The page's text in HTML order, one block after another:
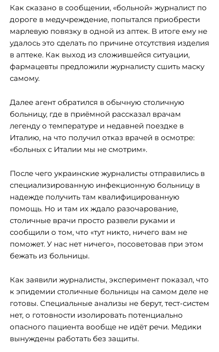
Как сказано в сообщении, «больной» журналист по
дороге в медучреждение, попытался приобрести
марлевую повязку в одной из аптек. В итоге ему не
удалось это сделать по причине отсутствия изделия
в аптеке. Как выход из сложившейся ситуации,
фармацевты предложили журналисту сшить маску
самому.
Далее агент обратился в обычную столичную
больницу, где в приёмной рассказал врачам
легенду о температуре и недавней поездке в
Италию, на что получил отказ врачей в осмотре:
«больных с Италии мы не смотрим».
После чего украинские журналисты отправились в
специализированную инфекционную больницу в
надежде получить там квалифицированную
помощь. Но и там их ждало разочарование,
столичные врачи просто развели руками и
сообщили о том, что «тут никто, ничего вам не
поможет. У нас нет ничего», посоветовав при этом
бежать из больницы.
Как заявили журналисты, эксперимент показал, что
к эпидемии столичные больницы на самом деле не
готовы. Специальные анализы не берут, тест-систем
нет, о готовности изолировать потенциально
опасного пациента вообще не идёт речи. Медики
вынуждены работать без защиты.